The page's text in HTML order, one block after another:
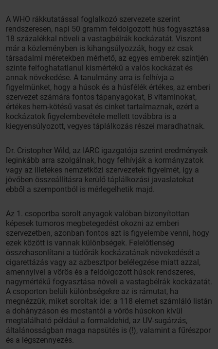
A WHO rákkutatással foglalkozó szervezete szerint
rendszeresen, napi 50 gramm feldolgozott hús fogyasztása
18 százalékkal növeli a vastagbélrák kockázatát. Viszont
már a közleményben is kihangsúlyozzák, hogy ez csak
társadalmi méretekben mérhető, az egyes emberek szintjén
szinte felfoghatatlanul kismértékű a valós kockázat és
annak növekedése. A tanulmány arra is felhívja a
figyelmünket, hogy a húsok és a húsfélék értékes, az emberi
szervezet számára fontos tápanyagokat, B vitaminokat,
értékes hem-kötésű vasat és cinket tartalmaznak, ezért a
kockázatok figyelembevétele mellett továbbra is a
kiegyensúlyozott, vegyes táplálkozás részei maradhatnak.
Dr. Cristopher Wild, az IARC igazgatója szerint eredményeik
leginkább arra szolgálnak, hogy felhívják a kormányzatok
vagy az illetékes nemzetközi szervezetek figyelmét, így a
jövőben összeállításra kerülő táplálkozási javaslatokat
ebből a szempontból is mérlegelhetik majd.
Az 1. csoportba sorolt anyagok valóban bizonyítottan
képesek tumoros megbetegedést okozni az emberi
szervezetben, azonban fontos azt is figyelembe venni, hogy
ezek között is vannak különbségek. Felelőtlenség
összehasonlítani a tüdőrák kockázatának növekedését a
cigarettázás vagy az azbesztpor belélegzése miatt azzal,
amennyivel a vörös és a feldolgozott húsok rendszeres,
nagymértékű fogyasztása növeli a vastagbélrák kockázatát.
A csoporton belüli különbségekre az is rámutat, ha
megnézzük, miket soroltak ide: a 118 elemet számláló listán
a dohányzáson és mostantól a vörös húsokon kívül
megtalálható például a formaldehid, az UV-sugárzás,
általánosságban maga napsütés is (!), valamint a fűrészpor
és a légszennyezés.